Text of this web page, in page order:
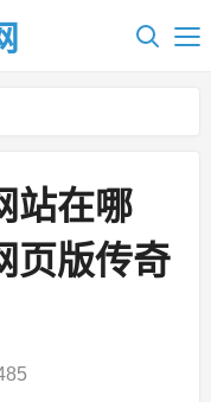
站在哪
页版传奇